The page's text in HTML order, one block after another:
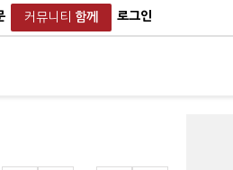
커뮤니티 함께 로그인